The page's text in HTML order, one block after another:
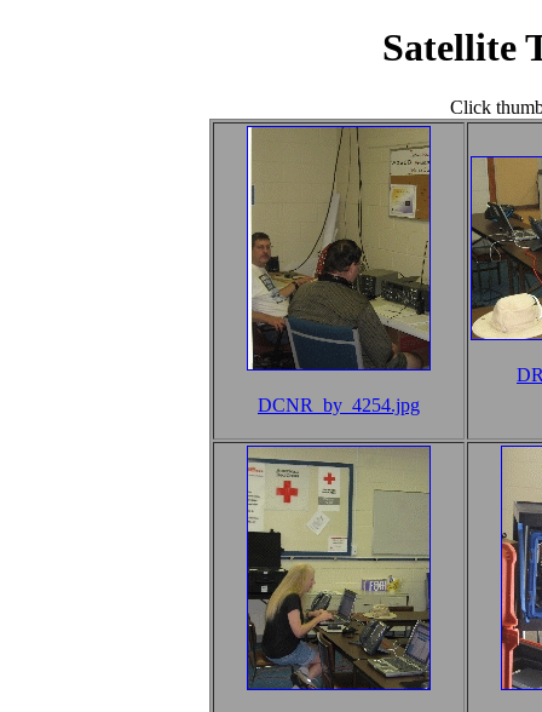
Satellite
Click
DCNR_by_4254.jpg